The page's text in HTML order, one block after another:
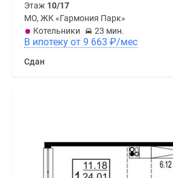
Этаж 10/17
МО, ЖК «Гармония Парк»
Котельники
23 мин.
В ипотеку от 9 663 ₽/мес
Сдан